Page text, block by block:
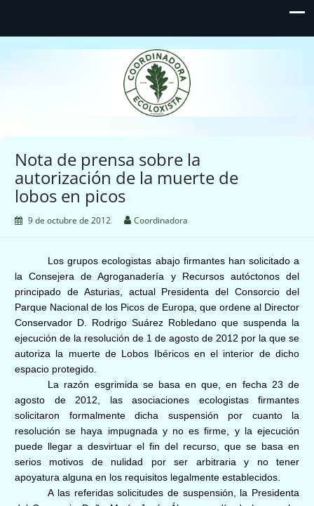
Coordinadora Ecoloxista
d'Asturies
Nota de prensa sobre la
autorización de la muerte de
lobos en picos
9 de octubre de 2012 Coordinadora
Los grupos ecologistas abajo firmantes han solicitado a
la Consejera de Agroganadería y Recursos autóctonos del
principado de Asturias, actual Presidenta del Consorcio del
Parque Nacional de los Picos de Europa, que ordene al Director
Conservador D. Rodrigo Suárez Robledano que suspenda la
ejecución de la resolución de 1 de agosto de 2012 por la que se
autoriza la muerte de Lobos Ibéricos en el interior de dicho
espacio protegido.
La razón esgrimida se basa en que, en fecha 23 de
agosto de 2012, las asociaciones ecologistas firmantes
solicitaron formalmente dicha suspensión por cuanto la
resolución se haya impugnada y no es firme, y la ejecución
puede llegar a desvirtuar el fin del recurso, que se basa en
serios motivos de nulidad por ser arbitraria y no tener
apoyatura alguna en los requisitos legalmente establecidos.
A las referidas solicitudes de suspensión, la Presidenta